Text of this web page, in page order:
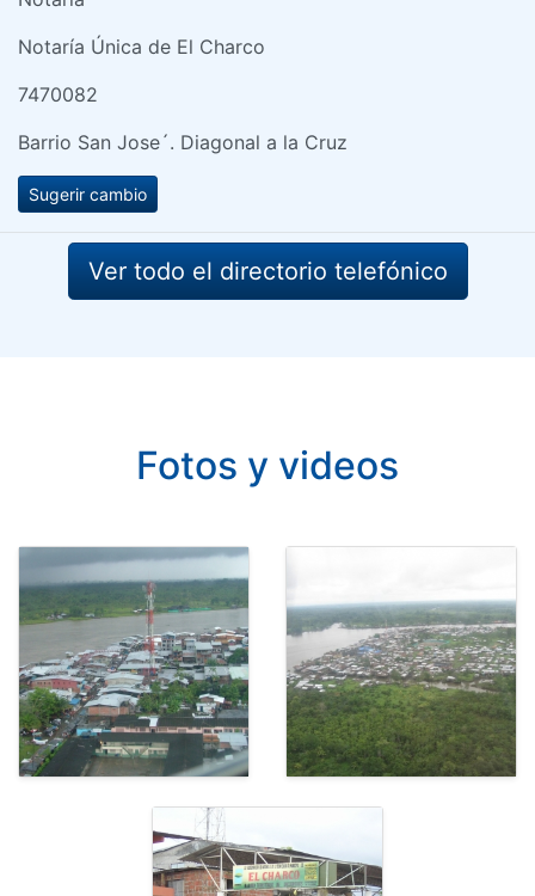
Notaría Única de El Charco
7470082
Barrio San Jose´. Diagonal a la Cruz
Sugerir cambio
Ver todo el directorio telefónico
Fotos y videos